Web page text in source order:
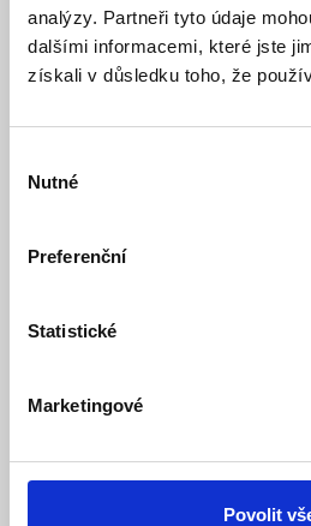
analýzy. Partneři tyto údaje
dalšími informacemi, které jste
získali v důsledku toho, že
souhlasu
Nutné
Preferenční
Statistické
Marketingové
Povolit
Popis
Specifikace
Ke stažení (0)
Flexibilní pásek s LED SMD
svítivosti 1050Lm/m, je vhodný
interiérů, náročné osvětlovací
napětím 12 V DC a snadné
ovladačů, kontrolérů a stmívačů.
modulech. Pro snadnou
opatřena oboustrannou lepící